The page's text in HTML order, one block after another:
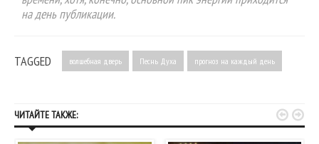
на день публикации.
TAGGED волшебная дверь Песнь Духа прогноз на каждый день
ЧИТАЙТЕ ТАКЖЕ:  